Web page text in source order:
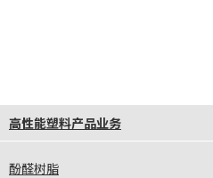
高性能塑料产品业务
酚醛树脂